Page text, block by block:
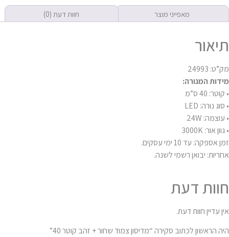
מאפייני מוצר חוות דעת (0)
תיאור
מק”ט: 24993
מידות המנורה:
• קוטר: 40 ס”מ
• סוג נורה: LED
• עוצמה: 24W
• גוון אור: 3000K
זמן אספקה: עד 10 ימי עסקים.
אחריות: יבואן רשמי לשנה.
חוות דעת
אין עדיין חוות דעת.
היה הראשון לכתוב סקירה “מדיסון צמוד שחור + זהב קוטר 40”